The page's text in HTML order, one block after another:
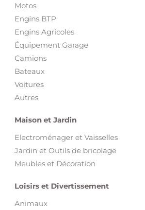
Motos
Engins BTP
Engins Agricoles
Équipement Garage
Camions
Bateaux
Voitures
Autres
Maison et Jardin
Electroménager et Vaisselles
Jardin et Outils de bricolage
Meubles et Décoration
Loisirs et Divertissement
Animaux